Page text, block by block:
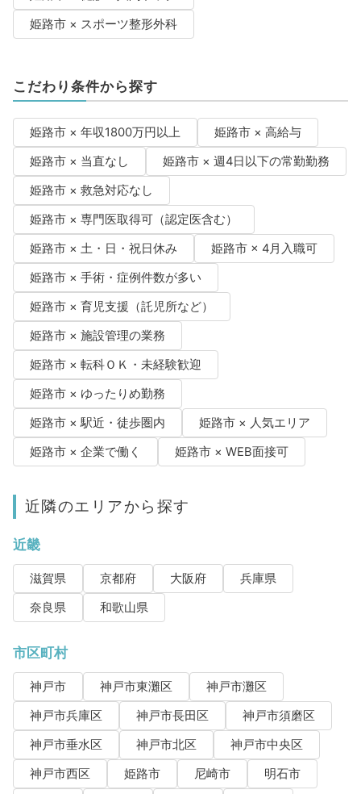
姫路市 × スポーツ整形外科
こだわり条件から探す
姫路市 × 年収1800万円以上
姫路市 × 高給与
姫路市 × 当直なし
姫路市 × 週4日以下の常勤勤務
姫路市 × 救急対応なし
姫路市 × 専門医取得可（認定医含む）
姫路市 × 土・日・祝日休み
姫路市 × 4月入職可
姫路市 × 手術・症例件数が多い
姫路市 × 育児支援（託児所など）
姫路市 × 施設管理の業務
姫路市 × 転科ＯＫ・未経験歓迎
姫路市 × ゆったりめ勤務
姫路市 × 駅近・徒歩圏内
姫路市 × 人気エリア
姫路市 × 企業で働く
姫路市 × WEB面接可
近隣のエリアから探す
近畿
滋賀県 京都府 大阪府
兵庫県
奈良県
和歌山県
市区町村
神戸市 神戸市東灘区
神戸市灘区
神戸市兵庫区
神戸市長田区
神戸市須磨区
神戸市垂水区
神戸市北区
神戸市中央区
神戸市西区
姫路市 尼崎市
明石市